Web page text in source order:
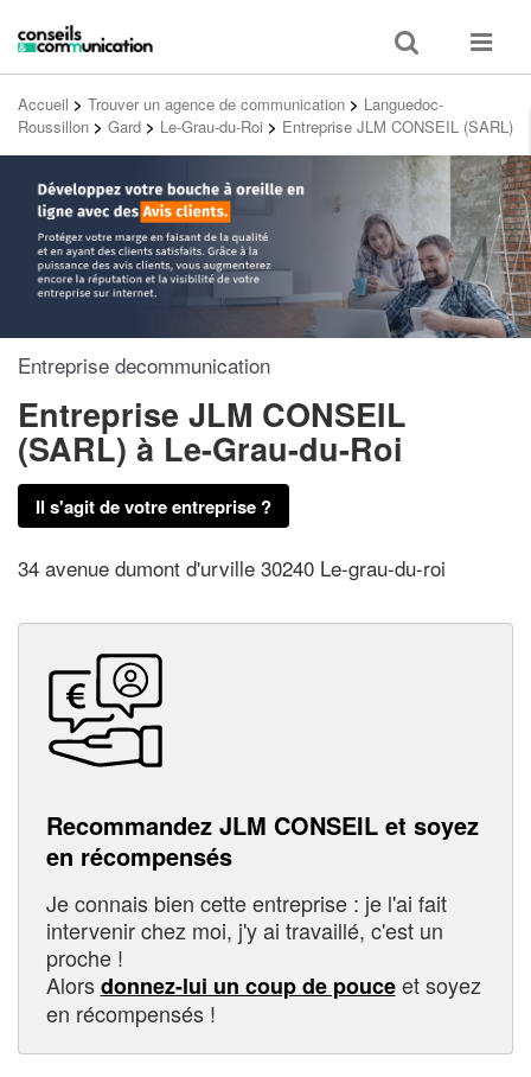
Toggle
search
Toggle
Accueil > Trouver un agence de communication > Languedoc-
Roussillon > Gard > Le-Grau-du-Roi > Entreprise JLM CONSEIL (SARL)
Entreprise decommunication
Entreprise JLM CONSEIL
(SARL) à Le-Grau-du-Roi
Il s'agit de votre entreprise ?
34 avenue dumont d'urville 30240 Le-grau-du-roi
Recommandez JLM CONSEIL et soyez
en récompensés
Je connais bien cette entreprise : je l'ai fait
intervenir chez moi, j'y ai travaillé, c'est un
proche !
Alorsdonnez-lui un coup de pouceet soyez
en récompensés !